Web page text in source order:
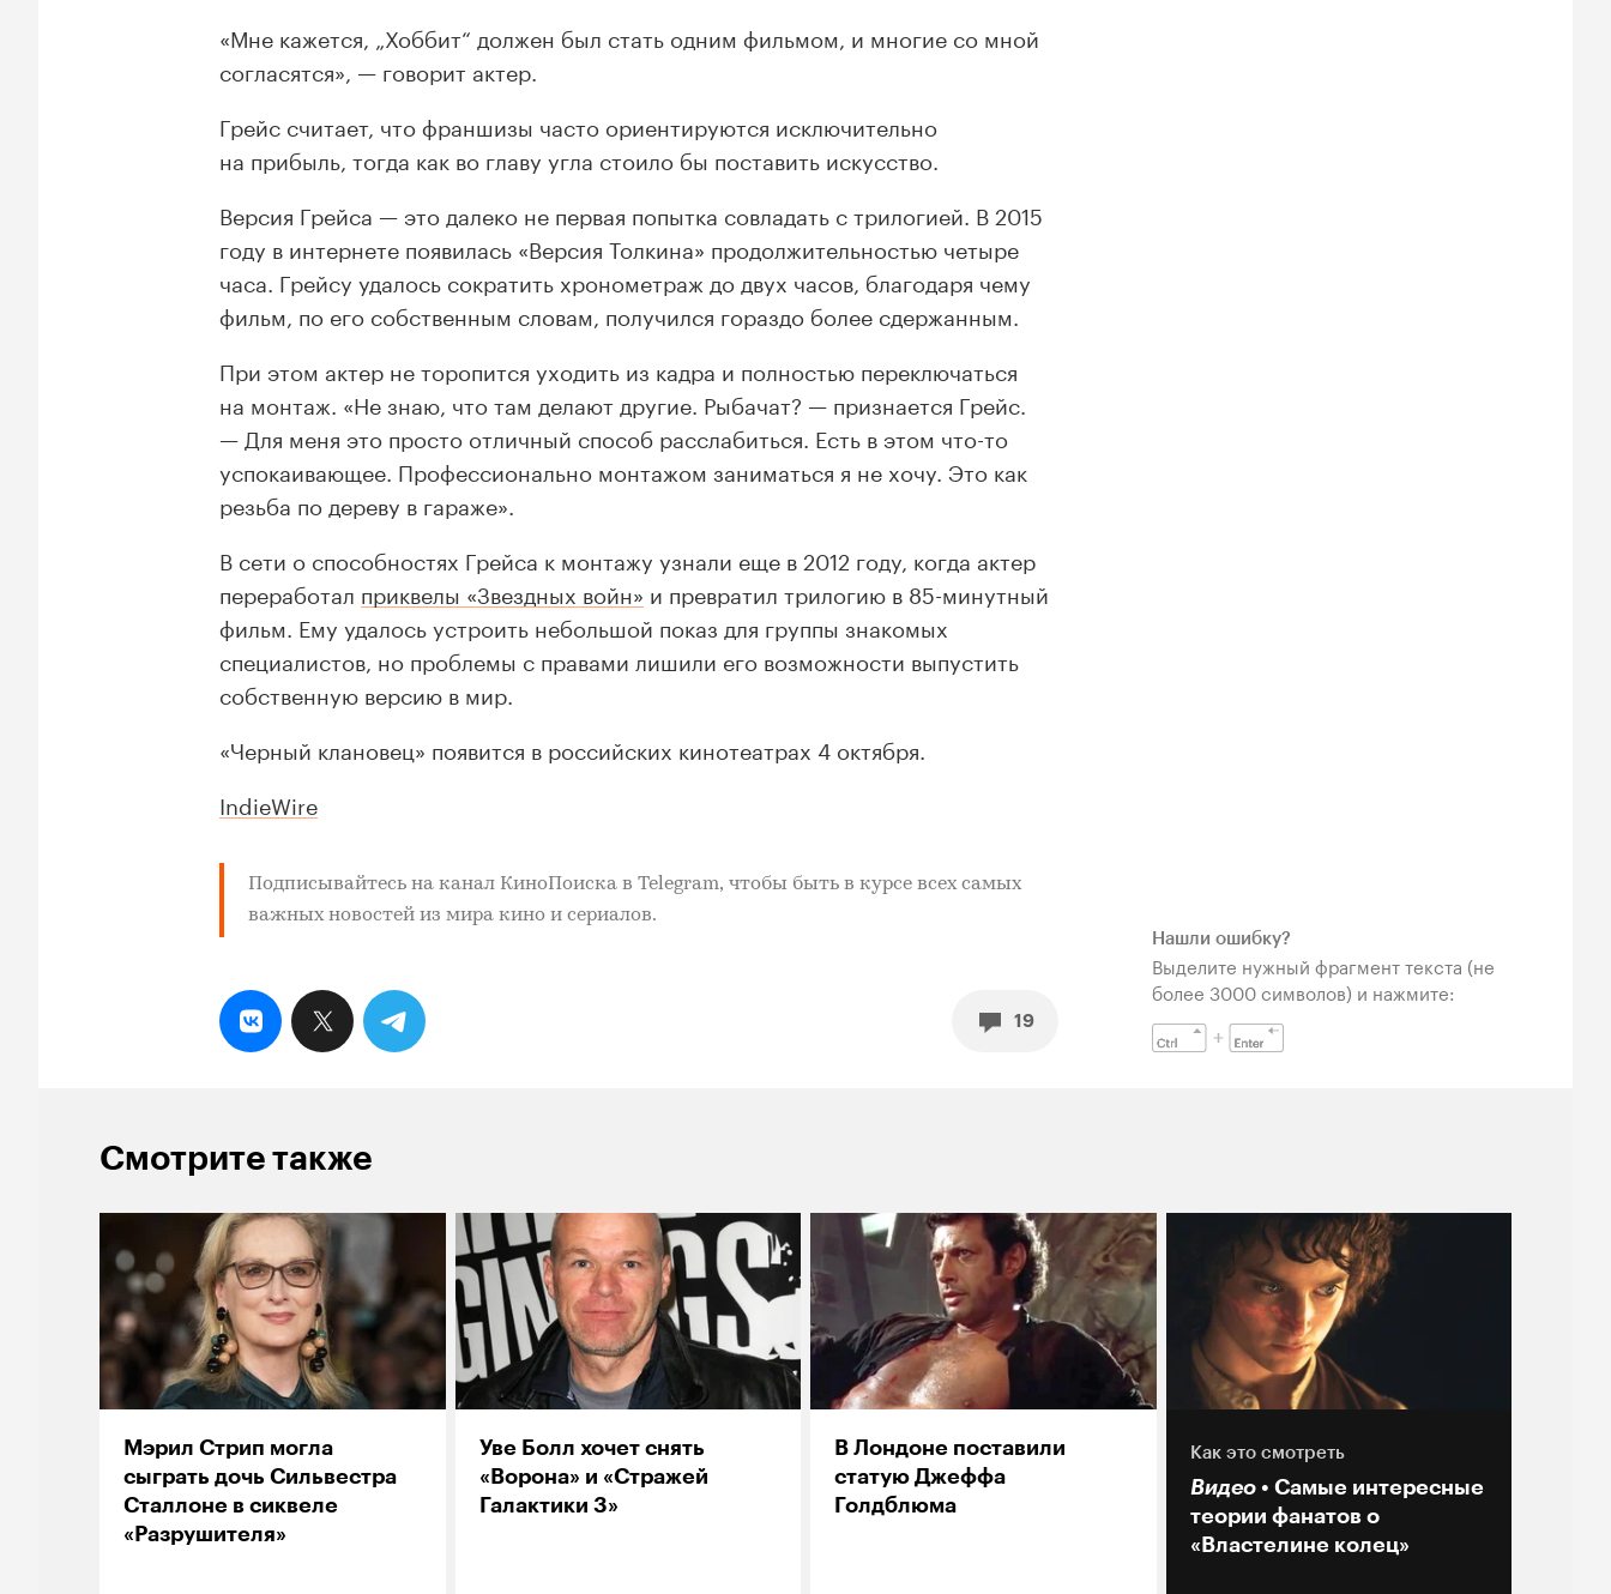
«Мне кажется, „Хоббит“ должен был стать одним фильмом, и многие со мной
согласятся», — говорит актер.
Грейс считает, что франшизы часто ориентируются исключительно
на прибыль, тогда как во главу угла стоило бы поставить искусство.
Версия Грейса — это далеко не первая попытка совладать с трилогией. В 2015
году в интернете появилась «Версия Толкина» продолжительностью четыре
часа. Грейсу удалось сократить хронометраж до двух часов, благодаря чему
фильм, по его собственным словам, получился гораздо более сдержанным.
При этом актер не торопится уходить из кадра и полностью переключаться
на монтаж. «Не знаю, что там делают другие. Рыбачат? — признается Грейс.
— Для меня это просто отличный способ расслабиться. Есть в этом что-то
успокаивающее. Профессионально монтажом заниматься я не хочу. Это как
резьба по дереву в гараже».
В сети о способностях Грейса к монтажу узнали еще в 2012 году, когда актер
переработал приквелы «Звездных войн» и превратил трилогию в 85-минутный
фильм. Ему удалось устроить небольшой показ для группы знакомых
специалистов, но проблемы с правами лишили его возможности выпустить
собственную версию в мир.
«Черный клановец» появится в российских кинотеатрах 4 октября.
IndieWire
Подписывайтесь на канал КиноПоиска в Telegram, чтобы быть в курсе всех самых
важных новостей из мира кино и сериалов.
19
Нашли ошибку?
Выделите нужный фрагмент текста (не
более 3000 символов) и нажмите:
Смотрите также
Мэрил Стрип могла
сыграть дочь Сильвестра
Сталлоне в сиквеле
«Разрушителя»
Уве Болл хочет снять
«Ворона» и «Стражей
Галактики 3»
В Лондоне поставили
статую Джеффа
Голдблюма
Как это смотреть
Видео
Самые интересные
теории фанатов о
«Властелине колец»